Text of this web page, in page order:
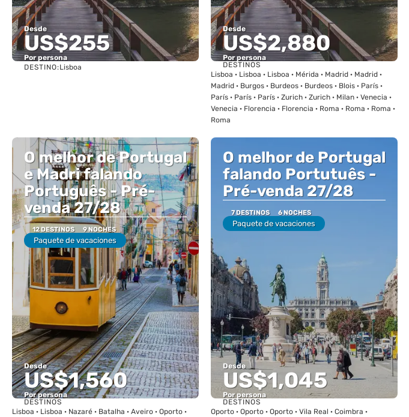
Desde
US$255
Por persona
DESTINO:Lisboa
Desde
US$2,880
Por persona
Ver
DESTINOS
Lisboa · Lisboa · Lisboa · Mérida · Madrid · Madrid ·
Madrid · Burgos · Burdeos · Burdeos · Blois · París ·
París · París · París · Zurich · Zurich · Milan · Venecia ·
Venecia · Florencia · Florencia · Roma · Roma · Roma ·
Roma
O melhor de Portugal
e Madri falando
Português - Pré-
venda 27/28
12 DESTINOS 9 NOCHES
Paquete de vacaciones
Desde
US$1,560
Por persona
Ver
DESTINOS
Lisboa · Lisboa · Nazaré · Batalha · Aveiro · Oporto ·
O melhor de Portugal
falando Portutuês -
Pré-venda 27/28
7 DESTINOS 6 NOCHES
Paquete de vacaciones
Desde
US$1,045
Por persona
Ver
DESTINOS
Oporto · Oporto · Oporto · Vila Real · Coimbra ·